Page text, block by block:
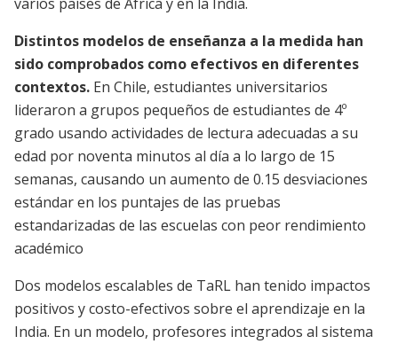
Distintos modelos de enseñanza a la medida han
sido comprobados como efectivos en diferentes
contextos. En Chile, estudiantes universitarios
lideraron a grupos pequeños de estudiantes de 4º
grado usando actividades de lectura adecuadas a su
edad por noventa minutos al día a lo largo de 15
semanas, causando un aumento de 0.15 desviaciones
estándar en los puntajes de las pruebas
estandarizadas de las escuelas con peor rendimiento
académico
Dos modelos escalables de TaRL han tenido impactos
positivos y costo-efectivos sobre el aprendizaje en la
India. En un modelo, profesores integrados al sistema